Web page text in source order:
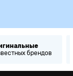
брендов